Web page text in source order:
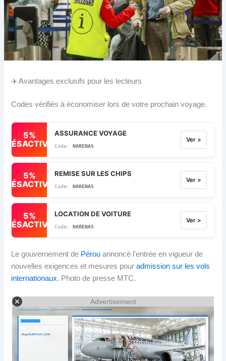
✈️ Avantages exclusifs pour les lecteurs
Codes vérifiés à économiser lors de votre prochain voyage.
5%
DÉSACTIVÉ
ASSURANCE VOYAGE
NARENAS
Ver >
5%
DÉSACTIVÉ
REMISE SUR LES CHIPS
NARENAS
Ver >
5%
DÉSACTIVÉ
LOCATION DE VOITURE
NARENAS
Ver >
Le gouvernement de Pérou annoncé l'entrée en vigueur de
nouvelles exigences et mesures pouradmission sur les vols
internationaux. Photo de presse MTC.
Advertisement